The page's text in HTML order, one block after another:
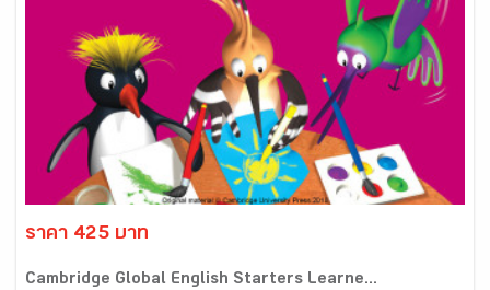
ราคา 425 บาท
Cambridge Global English Starters Learne...